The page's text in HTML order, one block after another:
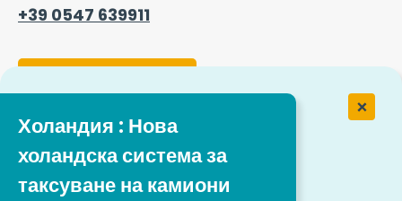
Холандия : Нова
холандска система за
таксуване на камиони
+39 0547 639911
Работа в Easytrip Transport
Services